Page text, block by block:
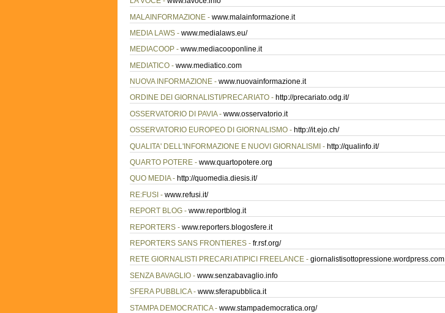
MALAINFORMAZIONE - www.malainformazione.it
MEDIA LAWS - www.medialaws.eu/
MEDIACOOP - www.mediacooponline.it
MEDIATICO - www.mediatico.com
NUOVA INFORMAZIONE - www.nuovainformazione.it
ORDINE DEI GIORNALISTI/PRECARIATO - http://precariato.odg.it/
OSSERVATORIO DI PAVIA - www.osservatorio.it
OSSERVATORIO EUROPEO DI GIORNALISMO - http://it.ejo.ch/
QUALITA' DELL'INFORMAZIONE E NUOVI GIORNALISMI - http://qualinfo.it/
QUARTO POTERE - www.quartopotere.org
QUO MEDIA - http://quomedia.diesis.it/
RE:FUSI - www.refusi.it/
REPORT BLOG - www.reportblog.it
REPORTERS - www.reporters.blogosfere.it
REPORTERS SANS FRONTIERES - fr.rsf.org/
RETE GIORNALISTI PRECARI ATIPICI FREELANCE - giornalistisottopressione.wordpress.com
SENZA BAVAGLIO - www.senzabavaglio.info
SFERA PUBBLICA - www.sferapubblica.it
STAMPA DEMOCRATICA - www.stampademocratica.org/